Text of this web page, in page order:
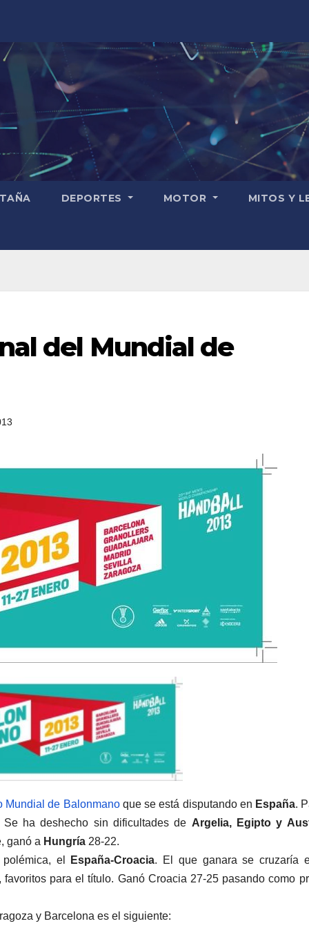
DEPORTES MOTOR MITOS Y
del Mundial de
Mundial de Balonmanoque se está disputando en España.
ha deshecho sin dificultades de Argelia, Egipto y
ganó a Hungría 28-22.
el
España-Croacia. El que ganara se cruzaría
para el título. Ganó Croacia 27-25 pasando como
y Barcelona es el siguiente: